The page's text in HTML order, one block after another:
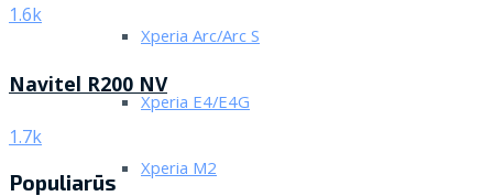
Xperia Arc/Arc S
Xperia E4/E4G
Xperia M2
1.6k
Navitel R200 NV
1.7k
Populiarūs